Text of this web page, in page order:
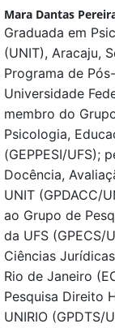
Mara Dantas
Graduada em
(UNIT), Aracaju,
Programa de
Universidade
membro do
Psicologia,
(GEPPESI/UFS);
Docência,
UNIT (GPDACC/
ao Grupo de
da UFS (GPECS/
Ciências
Rio de Janeiro
Pesquisa Direito
UNIRIO (GPDTS/